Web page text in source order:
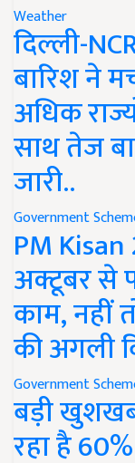
Weather
दिल्ली-
बारिश ने
अधिक
साथ तेज
जारी..
Government
PM
अक्टूबर से
काम, नहीं
की अगली
Government
बड़ी
रहा है